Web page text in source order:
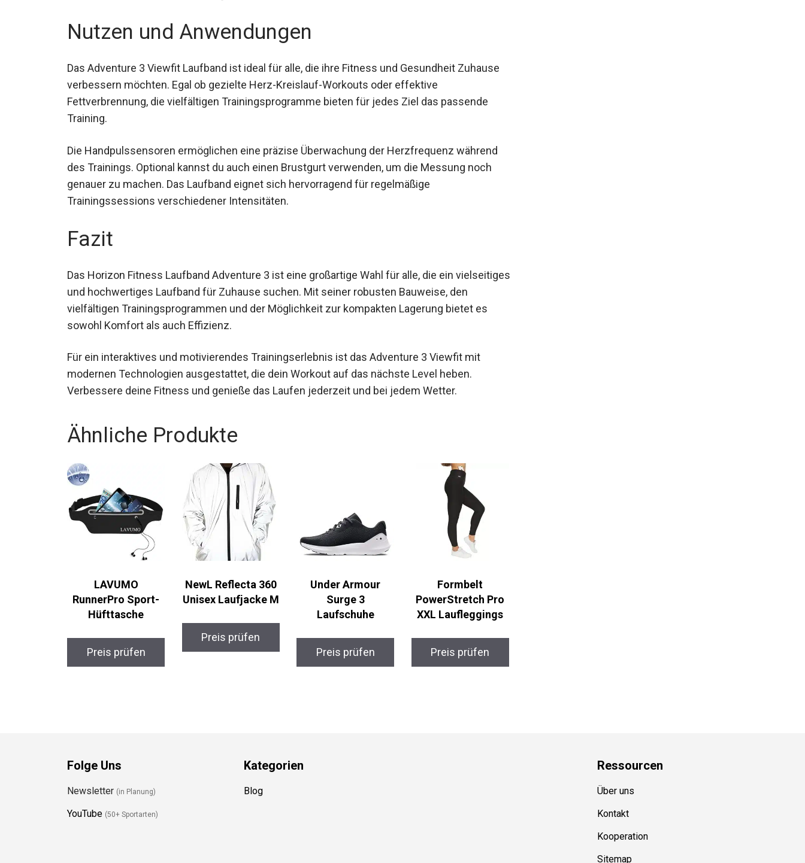
Nutzen und Anwendungen
Das Adventure 3 Viewfit Laufband ist ideal für alle, die ihre Fitness und Gesundheit Zuhause
verbessern möchten. Egal ob gezielte Herz-Kreislauf-Workouts oder effektive
Fettverbrennung, die vielfältigen Trainingsprogramme bieten für jedes Ziel das passende
Training.
Die Handpulssensoren ermöglichen eine präzise Überwachung der Herzfrequenz während
des Trainings. Optional kannst du auch einen Brustgurt verwenden, um die Messung noch
genauer zu machen. Das Laufband eignet sich hervorragend für regelmäßige
Trainingssessions verschiedener Intensitäten.
Fazit
Das Horizon Fitness Laufband Adventure 3 ist eine großartige Wahl für alle, die ein
vielseitiges und hochwertiges Laufband für Zuhause suchen. Mit seiner robusten Bauweise,
den vielfältigen Trainingsprogrammen und der Möglichkeit zur kompakten Lagerung bietet
es sowohl Komfort als auch Effizienz.
Für ein interaktives und motivierendes Trainingserlebnis ist das Adventure 3 Viewfit mit
modernen Technologien ausgestattet, die dein Workout auf das nächste Level heben.
Verbessere deine Fitness und genieße das Laufen jederzeit und bei jedem Wetter.
Ähnliche Produkte
LAVUMO
RunnerPro Sport-
Hüfttasche
Preis prüfen
NewL Reflecta 360
Unisex Laufjacke M
Preis prüfen
Under Armour
Surge 3
Laufschuhe
Preis prüfen
Formbelt
PowerStretch Pro
XXL Laufleggings
Preis prüfen
Folge Uns
Newsletter(in Planung)
YouTube (50+ Sportarten)
Kategorien
Blog
Ressourcen
Über uns
Kontakt
Kooperation
Sitemap